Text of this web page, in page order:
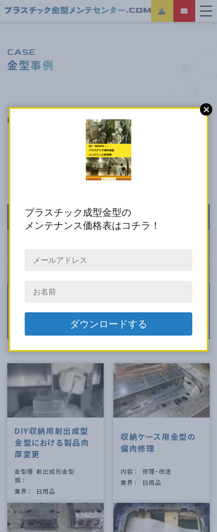
CASE
金型事例
HOME 偏肉調整
「偏肉調整」の金型事例一覧
金型 修理・改造から探す
図面化 シボ加工
錆（サビ）修理 ガスヤニ除去・ガス逃げ対策
カジリ修理 破損修理
偏肉調整
金型改造 その他修理メンテ
DIY収納用射出成型
金型における製品肉
厚変更
金型種
類
射出成形金型
業界 日用品
収納ケース用金型の
偏肉修理
内容
修理・改造
業界
日用品
プラスチック成型金型の
メンテナンス価格表はコチラ！